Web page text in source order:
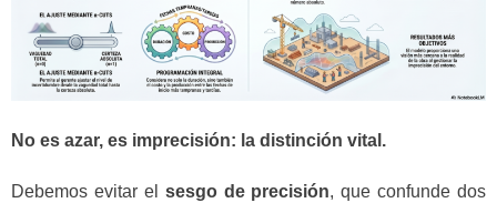
No es azar, es imprecisión: la distinción vital.
Debemos evitar el sesgo de precisión, que confunde dos